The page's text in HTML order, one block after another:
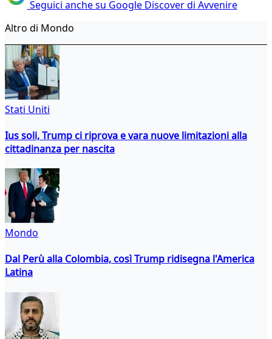
Seguici anche su Google Discover di Avvenire
Altro di Mondo
Stati Uniti
Ius soli, Trump ci riprova e vara nuove limitazioni alla
cittadinanza per nascita
Mondo
Dal Perù alla Colombia, così Trump ridisegna l'America
Latina